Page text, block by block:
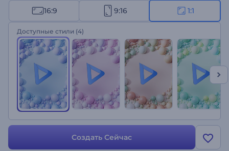
движения. С настройкой все просто - вставьте свой логотип,
напишите слоган, выберите один из множества цветовых
стилей и дайте волю волшебству. Идеально подходит для
представления продуктов, продвижения компаний или услуг,
презентаций и многих других проектов. Не упустите
возможность сделать так, чтобы ваш логотип произвел
незабываемое впечатление и выделил ваш бренд среди
остальных. Попробуйте прямо сейчас!
16:9 9:16 1:1
Доступные стили (4)
Создать Сейчас